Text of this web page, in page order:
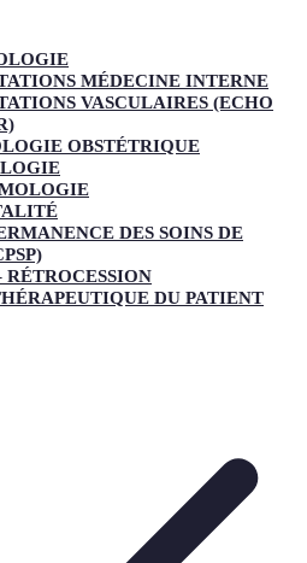
MÉDECINE INTERNE
VASCULAIRES (ECHO
OBSTÉTRIQUE
DES SOINS DE
DU PATIENT